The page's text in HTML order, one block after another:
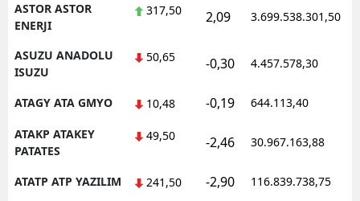
ASTOR ASTOR
ENERJI
317,50 2,09 3.699.538.301,50
ASUZU ANADOLU
ISUZU
50,65 -0,30 4.457.578,30
ATAGY ATA GMYO 10,48 -0,19 644.113,40
ATAKP ATAKEY
PATATES
49,50 -2,46 30.967.163,88
ATATP ATP YAZILIM 241,50 -2,90 116.839.738,75